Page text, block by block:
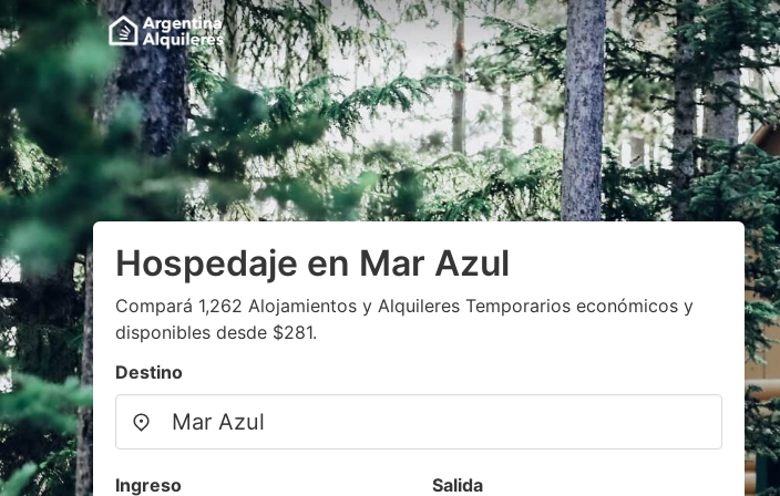
Hospedaje en Mar Azul
Compará 1,262 Alojamientos y Alquileres Temporarios económicos y
disponibles desde $281.
Destino
Ingreso Salida